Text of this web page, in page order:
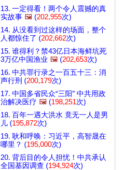
13. 一定得看！两个令人震撼的真
实故事 🖼️ (202,955次)
14. 从没看到过这样的场面，整个
人都惊住了 (202,662次)
15. 谁得利？禁43亿日本海鲜坑死
3万亿中国渔业 🖼️ (202,653次)
16. 中共罪行录之一百五十三：消
声行刑 (200,179次)
17. 中国多省民众“三阳” 中共用政
治解决医疗 🖼️ (198,251次)
18. 百年一遇大洪水 竟无一人是男
儿 (195,872次)
19. 耿和呼唤：习近平，高智晟在
哪里？ (195,000次)
20. 背后目的令人担忧！中共承认
全国基因调查 (194,924次)